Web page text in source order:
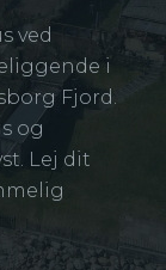
ved
i
Fjord.
og
Lej dit